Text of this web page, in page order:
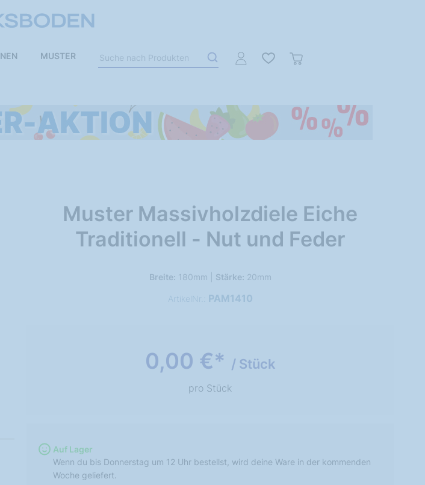
MUSTER
Muster Massivholzdiele Eiche
Traditionell - Nut und Feder
Breite: 180mm | Stärke: 20mm
ArtikelNr.: PAM1410
0,00 €* / Stück
pro Stück
Auf Lager
Wenn du bis Donnerstag um 12 Uhr bestellst, wird deine Ware in der kommenden
Woche geliefert.